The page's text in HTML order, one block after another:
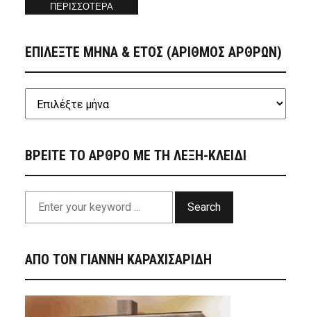
ΠΕΡΙΣΣΟΤΕΡΑ
ΕΠΙΛΕΞΤΕ ΜΗΝΑ & ΕΤΟΣ (ΑΡΙΘΜΟΣ ΑΡΘΡΩΝ)
ΒΡΕΙΤΕ ΤΟ ΑΡΘΡΟ ΜΕ ΤΗ ΛΕΞΗ-ΚΛΕΙΔΙ
Search
ΑΠΟ ΤΟΝ ΓΙΑΝΝΗ ΚΑΡΑΧΙΣΑΡΙΔΗ